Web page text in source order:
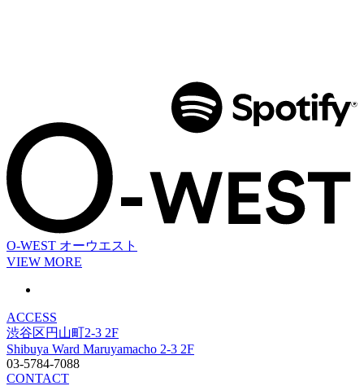
O-WEST オーウエスト
VIEW MORE
ACCESS
渋谷区円山町2-3 2F
Shibuya Ward Maruyamacho 2-3 2F
03-5784-7088
CONTACT